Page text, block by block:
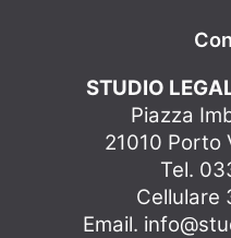
STUDIO
Piazza
21010 Porto
Tel.
Cellulare
Email.